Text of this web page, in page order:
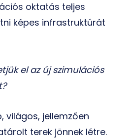
oktatás teljes
képes infrastruktúrát
el az új szimulációs
világos, jellemzően
terek jönnek létre.